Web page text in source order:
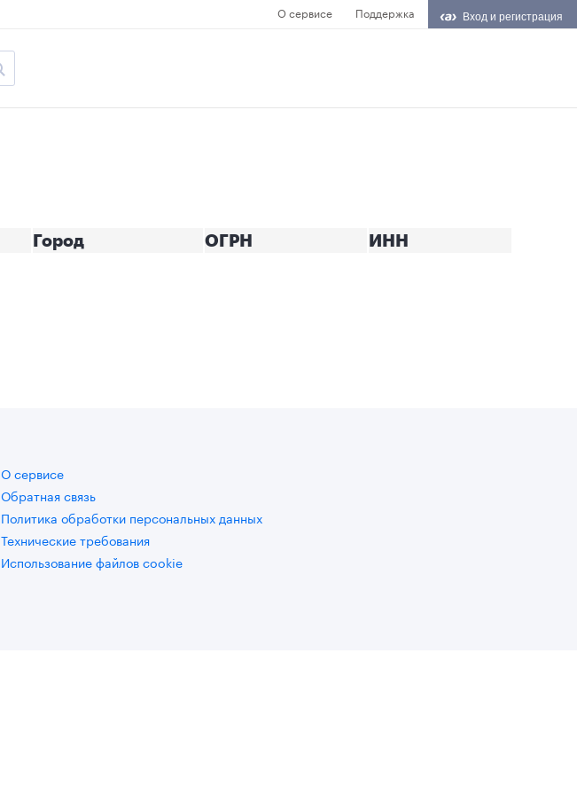
О сервисе Поддержка Вход и регистрация
Город ОГРН ИНН
О сервисе
Обратная связь
Политика обработки персональных данных
Технические требования
Использование файлов cookie